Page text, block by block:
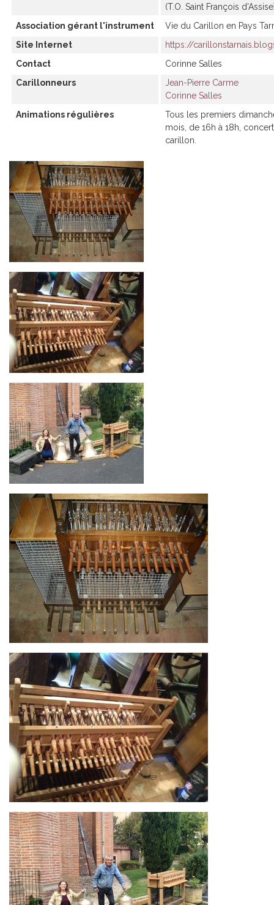
(T.O. Saint François
Association gérant l'instrument
Vie du Carillon en Pays
Site Internet
https://
Contact
Corinne Salles
Carillonneurs
Jean-Pierre Carme
Corinne Salles
Animations régulières
Tous les premiers
mois, de 16h à 18h,
carillon.
Image
Image
Image